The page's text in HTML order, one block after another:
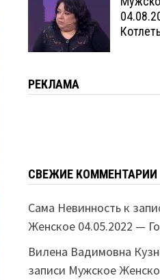
РЕКЛАМА
СВЕЖИЕ КОММЕНТАРИИ
Сама Невинностьк
Женское 04.05.2022 —
Вилена Вадимовна
записи Мужское